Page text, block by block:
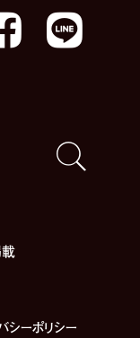
LINE
シーポリシー